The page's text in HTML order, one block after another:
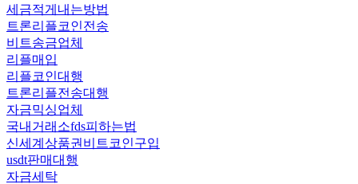
세금적게내는방법
트론리플코인전송
비트송금업체
리플매입
리플코인대행
트론리플전송대행
자금믹싱업체
국내거래소fds피하는법
신세계상품권비트코인구입
usdt판매대행
자금세탁